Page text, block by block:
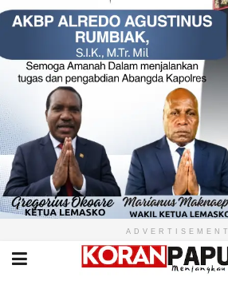
ADVERTISEMENT